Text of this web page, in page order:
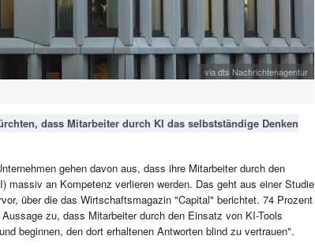
via dts Nachrichtenagentur
dass Mitarbeiter durch KI das selbstständige Denken
gehen davon aus, dass ihre Mitarbeiter durch den
massiv an Kompetenz verlieren werden. Das geht aus einer Studie
über die das Wirtschaftsmagazin "Capital" berichtet. 74 Prozent
zu, dass Mitarbeiter durch den Einsatz von KI-Tools
beginnen, den dort erhaltenen Antworten blind zu vertrauen".